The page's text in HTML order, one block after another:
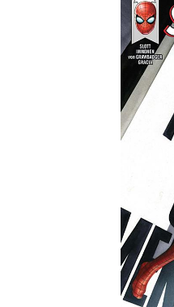
ジェームズ・ホーナー
アンドリュー・ガーフィールド
：グウェン・
：カート・
：ジョージ
：ベン・
：メイ・
：ラジト
キャンベル・スコット：リチ
エンベス・デイヴィッツ：メ